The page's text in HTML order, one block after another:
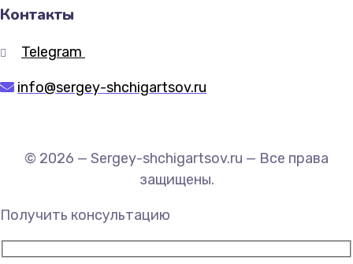
Контакты
Telegram
info@sergey-shchigartsov.ru
© 2026 — Sergey-shchigartsov.ru — Все права
защищены.
Получить консультацию